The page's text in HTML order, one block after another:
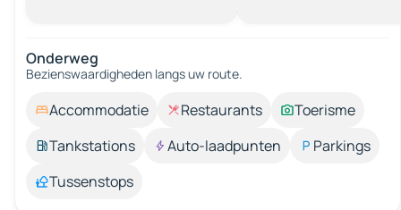
Onderweg
Bezienswaardigheden langs uw route.
Accommodatie Restaurants
Toerisme
Tankstations
Auto-laadpunten
Parkings
Tussenstops